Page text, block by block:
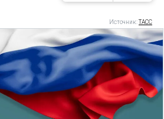
Источник:ТАСС